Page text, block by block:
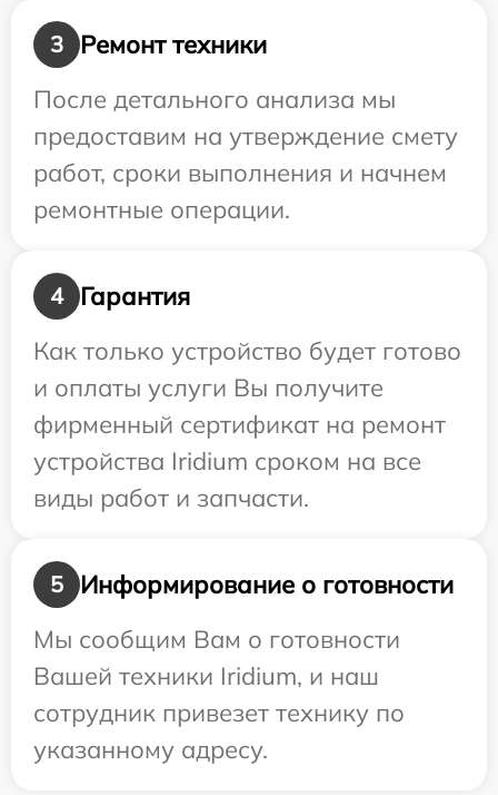
3
Ремонт техники
После детального анализа мы
предоставим на утверждение смету
работ, сроки выполнения и начнем
ремонтные операции.
4
Гарантия
Как только устройство будет готово
и оплаты услуги Вы получите
фирменный сертификат на ремонт
устройства Iridium сроком на все
виды работ и запчасти.
5
Информирование о готовности
Мы сообщим Вам о готовности
Вашей техники Iridium, и наш
сотрудник привезет технику по
указанному адресу.